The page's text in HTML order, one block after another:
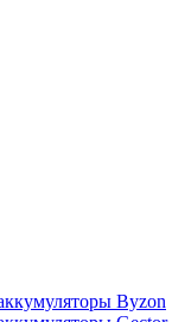
Byzon